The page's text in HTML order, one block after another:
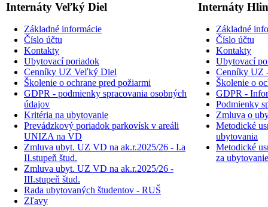
Internáty Veľký Diel Internáty
Základné informácie
Číslo účtu
Kontakty
Ubytovací poriadok
Cenníky UZ Veľký Diel
Školenie o ochrane pred požiarmi
GDPR - podmienky spracovania osobných
údajov
Kritéria na ubytovanie
Prevádzkový poriadok parkovísk v areáli
UNIZA na VD
Zmluva ubyt. UZ VD na ak.r.2025/26 - I.a
II.stupeň štud.
Zmluva ubyt. UZ VD na ak.r.2025/26 -
III.stupeň štud.
Rada ubytovaných študentov - RUŠ
Zľavy
Základné
Číslo účtu
Kontakty
Ubytovací
Cenníky UZ
Školenie o
GDPR -
Podmienky
Zmluva o
Metodické
ubytovania
Metodické
za ubytovanie